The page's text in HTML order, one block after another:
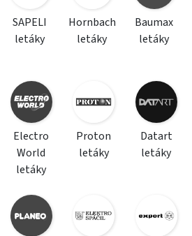
SAPELI
letáky
Hornbach
letáky
Baumax
letáky
Electro
World
letáky
Proton
letáky
Datart
letáky